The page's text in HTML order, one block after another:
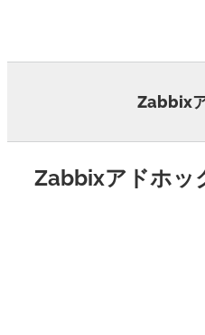
Zabbix
Zabbixアドホッ